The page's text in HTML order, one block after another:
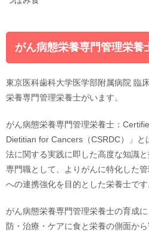
がん病態栄養専門管理栄養
東京医科歯科大学医学部附属病院 臨
栄養専門管理栄養士がいます。
がん病態栄養専門管理栄養士：
Dietitian for Cancers（CSRDC）」と
法に関する実践に即した高度な知識
専門職として、よりがんに特化した
への連携強化を目的とした栄養士です
がん病態栄養専門管理栄養士の育成
防・治療・ケアに食と栄養の側面か